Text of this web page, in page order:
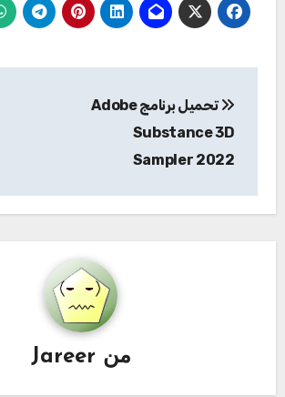
المقالات
تحميل برنامج Adobe
Substance 3D
Sampler 2022
من Jareer